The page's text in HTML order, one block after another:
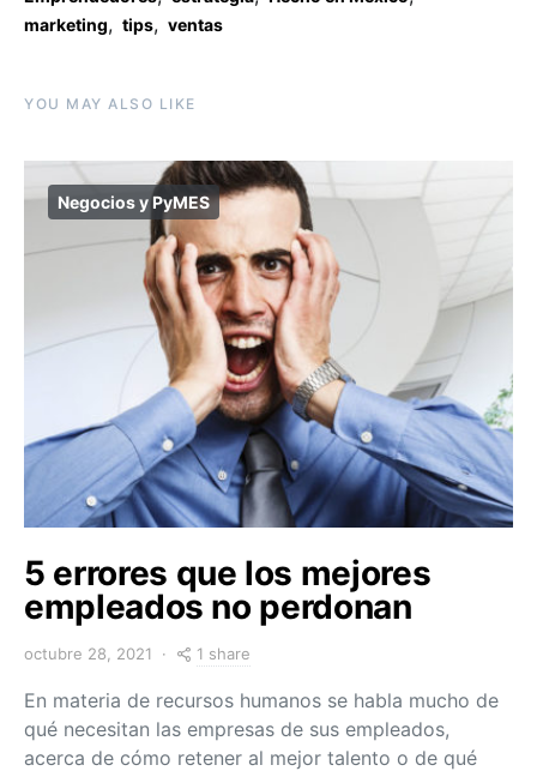
marketing, tips, ventas
YOU MAY ALSO LIKE
Negocios y PyMES
5 errores que los mejores
empleados no perdonan
octubre 28, 2021 1 share
En materia de recursos humanos se habla mucho de
qué necesitan las empresas de sus empleados,
acerca de cómo retener al mejor talento o de qué